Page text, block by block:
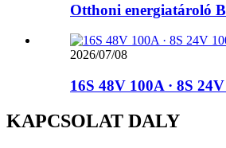
Otthoni energiatároló
2026/07/08
16S 48V 100A · 8S
KAPCSOLAT DALY